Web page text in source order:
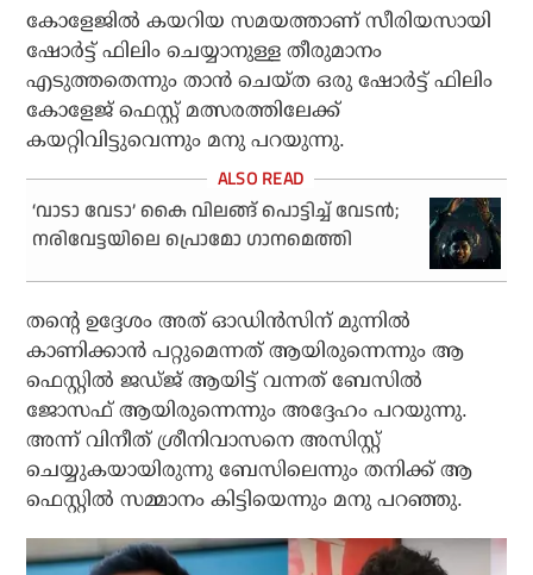
കോളേജില്‍ കയറിയ സമയത്താണ് സീരിയസായി
ഷോര്‍ട്ട് ഫിലിം ചെയ്യാനുള്ള തീരുമാനം
എടുത്തതെന്നും താന്‍ ചെയ്ത ഒരു ഷോര്‍ട്ട് ഫിലിം
കോളേജ് ഫെസ്റ്റ് മത്സരത്തിലേക്ക്
കയറ്റിവിട്ടുവെന്നും മനു പറയുന്നു.
‘വാടാ വേടാ’ കൈ വിലങ്ങ് പൊട്ടിച്ച് വേടന്‍;
നരിവേട്ടയിലെ പ്രൊമോ ഗാനമെത്തി
തന്റെ ഉദ്ദേശം അത് ഓഡിന്‍സിന് മുന്നില്‍
കാണിക്കാന്‍ പറ്റുമെന്നത് ആയിരുന്നെന്നും ആ
ഫെസ്റ്റില്‍ ജഡ്ജ് ആയിട്ട് വന്നത് ബേസില്‍
ജോസഫ് ആയിരുന്നെന്നും അദ്ദേഹം പറയുന്നു.
അന്ന് വിനീത് ശ്രീനിവാസനെ അസിസ്റ്റ്
ചെയ്യുകയായിരുന്നു ബേസിലെന്നും തനിക്ക് ആ
ഫെസ്റ്റില്‍ സമ്മാനം കിട്ടിയെന്നും മനു പറഞ്ഞു.